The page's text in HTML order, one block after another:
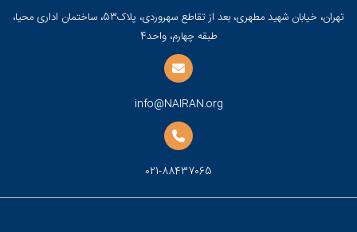
تهران، خیابان شهید مطهری، بعد از تقاطع سهروردی، پلاک53، ساختمان اداری محیا،
طبقه چهارم، واحد4
info@NAIRAN.org
021-88437065